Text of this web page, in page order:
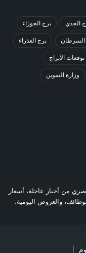
الجدي برج الجوزاء
السرطان برج العذراء
توقعات الأبراج
وزارة التموين
من أخبار عاجلة، أسعار
والعروض اليومية.